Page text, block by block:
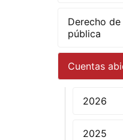
Derecho
pública
Cuentas
2026
2025